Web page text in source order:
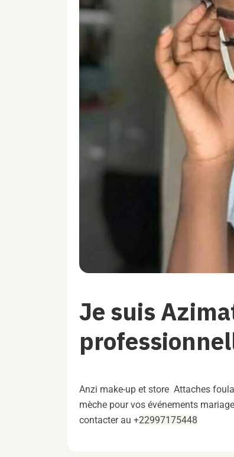
Je suis
Anzi make-up et store Attaches
mèche pour vos événements
contacter au +22997175448